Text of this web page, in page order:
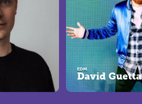
EDM
David Guetta